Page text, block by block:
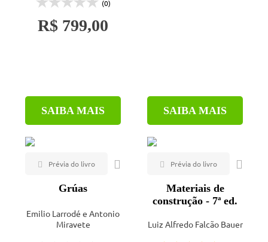
PINI (10)
Publindústria (3)
UFPR (1)
UFSC (3)
UFV (1)
Unicamp (1)
(0)
R$ 799,00
SAIBA MAIS SAIBA MAIS
Grúas
Emilio Larrodé e Antonio
Miravete
Materiais de
construção - 7ª ed.
Luiz Alfredo Falcão Bauer